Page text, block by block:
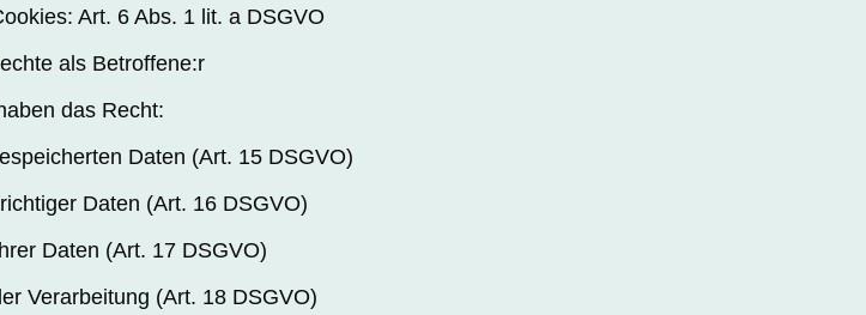
Art. 6 Abs. 1 lit. a DSGVO
als Betroffene:r
das Recht:
Daten (Art. 15 DSGVO)
Daten (Art. 16 DSGVO)
Daten (Art. 17 DSGVO)
Verarbeitung (Art. 18 DSGVO)